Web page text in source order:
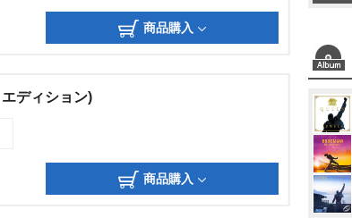
商品購入
ディション)
商品購入